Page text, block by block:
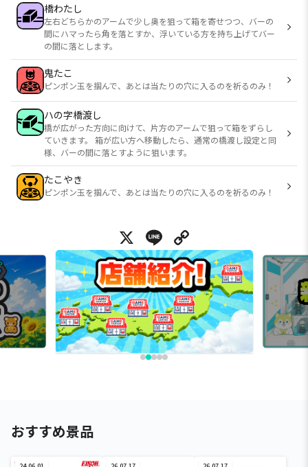
橋わたし
左右どちらかのアームで少し奥を狙って箱を寄せつつ、バーの
間にハマったら角を落とすか、浮いている方を持ち上げてバー
の間に落とします。
鬼たこ
ピンポン玉を掴んで、あとは当たりの穴に入るのを祈るのみ！
ハの字橋渡し
橋が広がった方向に向けて、片方のアームで狙って箱をずらし
ていきます。 箱が広い方へ移動したら、通常の橋渡し設定と同
様、バーの間に落とすように狙います。
たこやき
ピンポン玉を掴んで、あとは当たりの穴に入るのを祈るのみ！
X Line
おすすめ景品